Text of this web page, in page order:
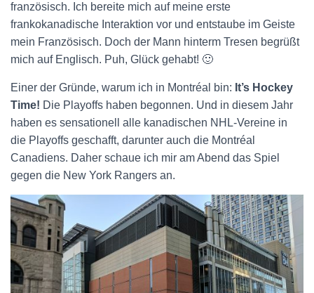
französisch. Ich bereite mich auf meine erste
frankokanadische Interaktion vor und entstaube im Geiste
mein Französisch. Doch der Mann hinterm Tresen begrüßt
mich auf Englisch. Puh, Glück gehabt! 🙂
Einer der Gründe, warum ich in Montréal bin: It’s Hockey
Time! Die Playoffs haben begonnen. Und in diesem Jahr
haben es sensationell alle kanadischen NHL-Vereine in
die Playoffs geschafft, darunter auch die Montréal
Canadiens. Daher schaue ich mir am Abend das Spiel
gegen die New York Rangers an.